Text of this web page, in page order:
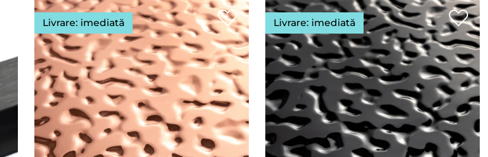
Livrare: imediată Livrare: imediată